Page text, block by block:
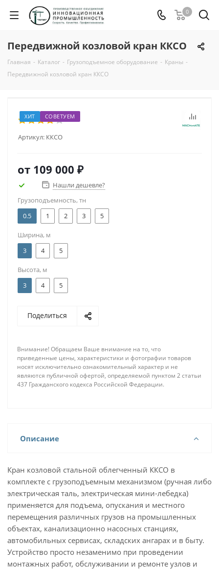
0
Передвижной козловой кран ККСО
Главная - Каталог - Грузоподъемное оборудование - Краны -
Передвижной козловой кран ККСО
ХИТ СОВЕТУЕМ
Артикул: ККСО
от 109 000 ₽
Нашли дешевле?
Грузоподъемность, тн
0.5
1 2 3 5
Ширина, м
3
4 5
Высота, м
3
4 5
Поделиться
Внимание! Обращаем Ваше внимание на то, что
приведенные цены, характеристики и фотографии товаров
носят исключительно ознакомительный характер и не
являются публичной офертой, определяемой пунктом 2 статьи
437 Гражданского кодекса Российской Федерации.
Описание
Кран козловой стальной облегченный ККСО в
комплекте с грузоподъемным механизмом (ручная либо
электрическая таль, электрическая мини-лебедка)
применяется для подъема, опускания и местного
перемещения различных грузов на промышленных
объектах, канализационно насосных станциях,
автомобильных сервисах, складских ангарах и в быту.
Устройство просто незаменимо при проведении
монтажных работ, обслуживании и ремонте узлов и